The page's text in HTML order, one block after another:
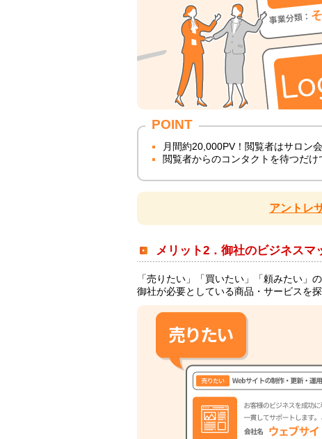
POINT
月間約20,000PV！閲覧者はサロン
閲覧者からのコンタクトを待つだけ
アントレ
メリット2．御社のビジネスマ
「売りたい」「買いたい」「頼みたい」
御社が必要としている商品・サービスを